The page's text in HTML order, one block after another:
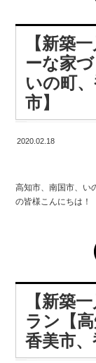
の皆様にとって、
というのは気にな
そこで、建匠の家
とご紹介してみたい
私たちが住まいづ
「間取りは何ＬＤＫ
まずそんなことか
確かに、そういう
違います。
「どんな暮らしを
ライフスタイルを
【新築
ーな家
いの町
市】
2020.02.18
高知市、南国市、い
の皆様こんにちは！
自分も親になって
「母親としてしっか
しまうママ。 そん
劇は避けたいところ
高知市、南国市、い
【新築
ラン【
香美市、